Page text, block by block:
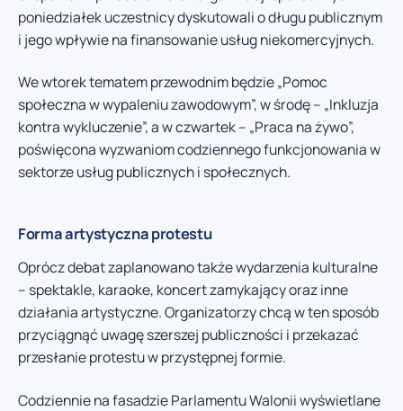
poniedziałek uczestnicy dyskutowali o długu publicznym
i jego wpływie na finansowanie usług niekomercyjnych.
We wtorek tematem przewodnim będzie „Pomoc
społeczna w wypaleniu zawodowym”, w środę – „Inkluzja
kontra wykluczenie”, a w czwartek – „Praca na żywo”,
poświęcona wyzwaniom codziennego funkcjonowania w
sektorze usług publicznych i społecznych.
Forma artystyczna protestu
Oprócz debat zaplanowano także wydarzenia kulturalne
– spektakle, karaoke, koncert zamykający oraz inne
działania artystyczne. Organizatorzy chcą w ten sposób
przyciągnąć uwagę szerszej publiczności i przekazać
przesłanie protestu w przystępnej formie.
Codziennie na fasadzie Parlamentu Walonii wyświetlane